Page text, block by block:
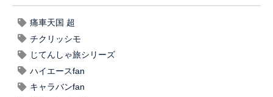
痛車天国 超
チクリッシモ
じてんしゃ旅シリーズ
ハイエースfan
キャラバンfan